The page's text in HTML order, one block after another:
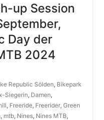
up Session
Day der
2024
Republic Sölden, Bikepark
Siegerin, Damen,
, Freeride, Freerider, Green
, mtb, Nines, Nines MTB,